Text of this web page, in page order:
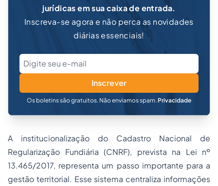
jurídicas em sua caixa de entrada.
Inscreva-se agora e não perca as novidades
diárias essenciais!
Inscrever
Os boletins são gratuitos. Não enviamos spam. Privacidade
A institucionalização do Cadastro Nacional de
Regularização Fundiária (CNRF), prevista na Lei nº
13.465/2017, representa um passo importante para a
gestão territorial. Esse sistema centraliza informações